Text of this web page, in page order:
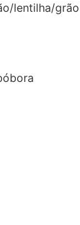
lentilha/